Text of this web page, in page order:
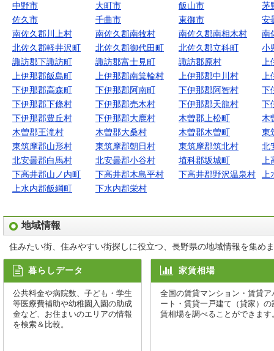
中野市
大町市 飯山市
茅
佐久市
千曲市 東御市
安
南佐久郡川上村
南佐久郡南牧村 南佐久郡南相木村
南
北佐久郡軽井沢町
北佐久郡御代田町 北佐久郡立科町
小
諏訪郡下諏訪町
諏訪郡富士見町 諏訪郡原村
上伊那郡飯島町
上伊那郡南箕輪村 上伊那郡中川村
下伊那郡高森町
下伊那郡阿南町 下伊那郡阿智村
下
下伊那郡下條村
下伊那郡売木村 下伊那郡天龍村
下
下伊那郡豊丘村
下伊那郡大鹿村 木曽郡上松町
木
木曽郡王滝村
木曽郡大桑村 木曽郡木曽町
東
東筑摩郡山形村
東筑摩郡朝日村 東筑摩郡筑北村
北
北安曇郡白馬村
北安曇郡小谷村 埴科郡坂城町
下高井郡山ノ内町
下高井郡木島平村 下高井郡野沢温泉村
上水内郡飯綱町
下水内郡栄村
地域情報
住みたい街、住みやすい街探しに役立つ、長野県の地域情報を集め
暮らしデータ
公共料金や病院数、子ども・学生
等医療費補助や幼稚園入園の助成
金など、お住まいのエリアの情報
を検索＆比較。
家賃相場
全国の賃貸マンション・賃貸ア
ート・賃貸一戸建て（貸家）の
賃相場を調べることができます